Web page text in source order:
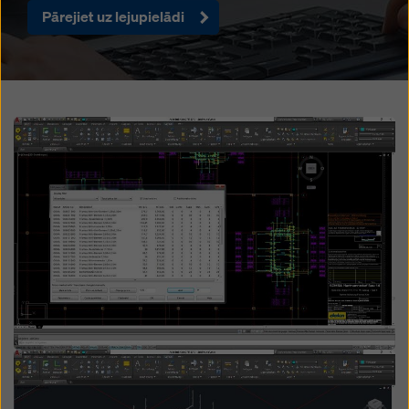
Pārejiet uz lejupielādi
Open
Open
iestatījumiem šīs tīmekļa vietnes apakšā un
izmantojot attiecīgos izvēles rūtiņas. Jūs varat atsaukt
savu piekrišanu jebkurā laikā ar turpmāku spēku un
bez iemesla norādīšanas, noklikšķinot uz
iestatījumusšīs vietnes apakšā.
Plašāku informāciju par mūsu sīkdatnēm varat atrast
mūsu privātuma politikā. Mēs piedāvājam arī iespēju
atlasīt sīkfailus (paplašināti sīkfailu iestatījumi).